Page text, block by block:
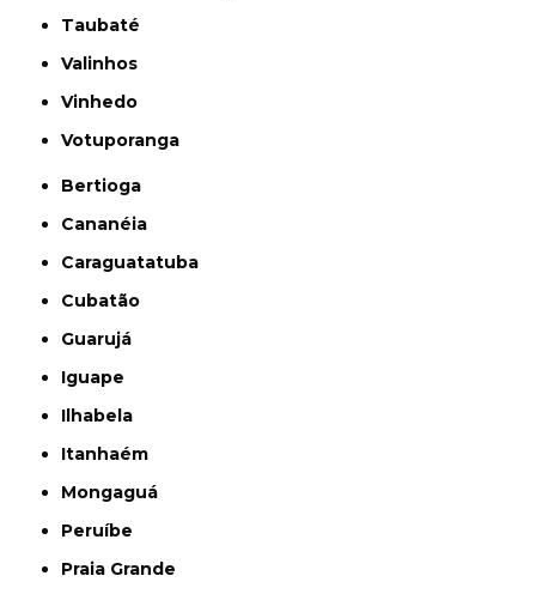
Taubaté
Valinhos
Vinhedo
Votuporanga
Bertioga
Cananéia
Caraguatatuba
Cubatão
Guarujá
Iguape
Ilhabela
Itanhaém
Mongaguá
Peruíbe
Praia Grande